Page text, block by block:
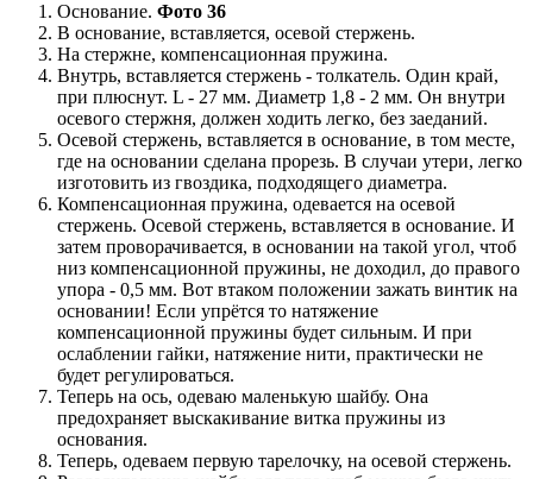
Основание. Фото 36
В основание, вставляется, осевой стержень.
На стержне, компенсационная пружина.
Внутрь, вставляется стержень - толкатель. Один край,
при плюснут. L - 27 мм. Диаметр 1,8 - 2 мм. Он внутри
осевого стержня, должен ходить легко, без заеданий.
Осевой стержень, вставляется в основание, в том месте,
где на основании сделана прорезь. В случаи утери, легко
изготовить из гвоздика, подходящего диаметра.
Компенсационная пружина, одевается на осевой
стержень. Осевой стержень, вставляется в основание. И
затем проворачивается, в основании на такой угол, чтоб
низ компенсационной пружины, не доходил, до правого
упора - 0,5 мм. Вот втаком положении зажать винтик на
основании! Если упрётся то натяжение
компенсационной пружины будет сильным. И при
ослаблении гайки, натяжение нити, практически не
будет регулироваться.
Теперь на ось, одеваю маленькую шайбу. Она
предохраняет выскакивание витка пружины из
основания.
Теперь, одеваем первую тарелочку, на осевой стержень.